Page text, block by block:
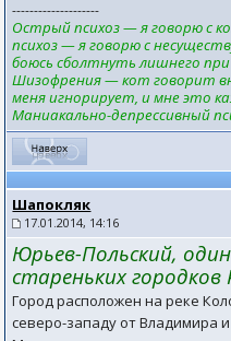
--------------------
Острый психоз — я говорю с
психоз — я говорю с
боюсь сболтнуть лишнего
Шизофрения — кот говорит
меня игнорирует, и мне это
Маниакально-депрессивный
Шапокляк
17.01.2014, 14:16
Юрьев-Польский,
стареньких городков
Город расположен на реке
северо-западу от Владимира